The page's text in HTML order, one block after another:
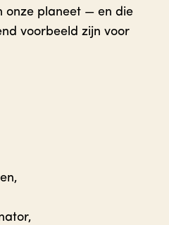
onze planeet — en die
voorbeeld zijn voor